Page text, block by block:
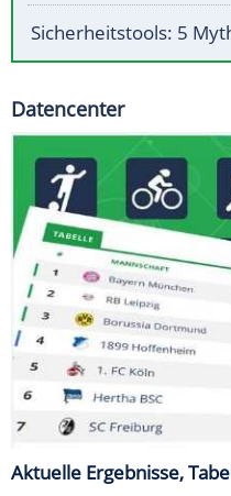
Sicherheitstools: 5
Datencenter
Aktuelle Ergebnisse,